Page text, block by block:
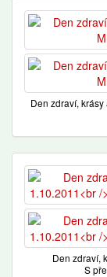
Den zdraví,
Den zdraví,
S